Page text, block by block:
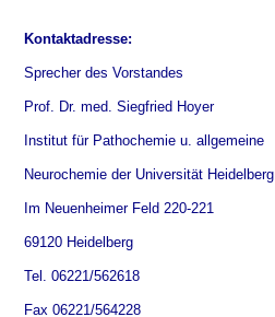
Kontaktadresse:
Sprecher des Vorstandes
Prof. Dr. med. Siegfried Hoyer
Institut für Pathochemie u. allgemeine
Neurochemie der Universität Heidelberg
Im Neuenheimer Feld 220-221
69120 Heidelberg
Tel. 06221/562618
Fax 06221/564228